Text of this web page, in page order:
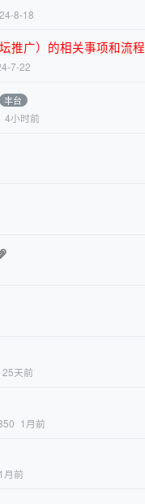
8-18
推广）的相关事项和流程
7-22
丰台
4小时前
25天前
1月前
1月前